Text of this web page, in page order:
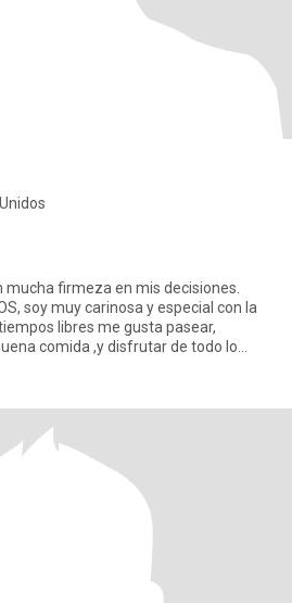
mucha firmeza en mis decisiones.
soy muy carinosa y especial con la
libres me gusta pasear,
comida ,y disfrutar de todo lo